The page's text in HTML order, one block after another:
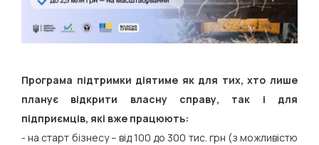
Програма підтримки діятиме як для тих, хто лише
планує відкрити власну справу, так і для
підприємців, які вже працюють:
- на старт бізнесу – від 100 до 300 тис. грн (з можливістю